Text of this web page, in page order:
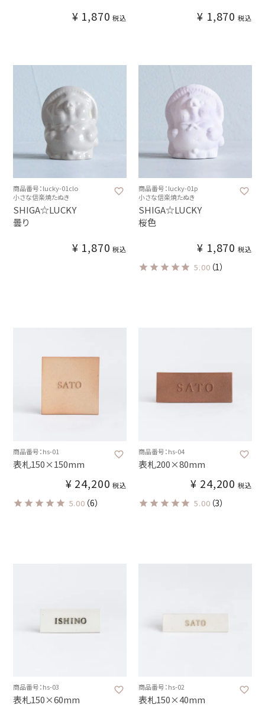
¥ 1,870 税込 ¥ 1,870 税込
商品番号：lucky-01clo
小さな信楽焼たぬき
SHIGA☆LUCKY
曇り
¥ 1,870 税込
商品番号：lucky-01p
小さな信楽焼たぬき
SHIGA☆LUCKY
桜色
¥ 1,870 税込
5.00 （1）
商品番号：hs-01
表札150×150mm
¥ 24,200 税込
5.00 （6）
商品番号：hs-04
表札200×80mm
¥ 24,200 税込
5.00 （3）
商品番号：hs-03
表札150×60mm
商品番号：hs-02
表札150×40mm